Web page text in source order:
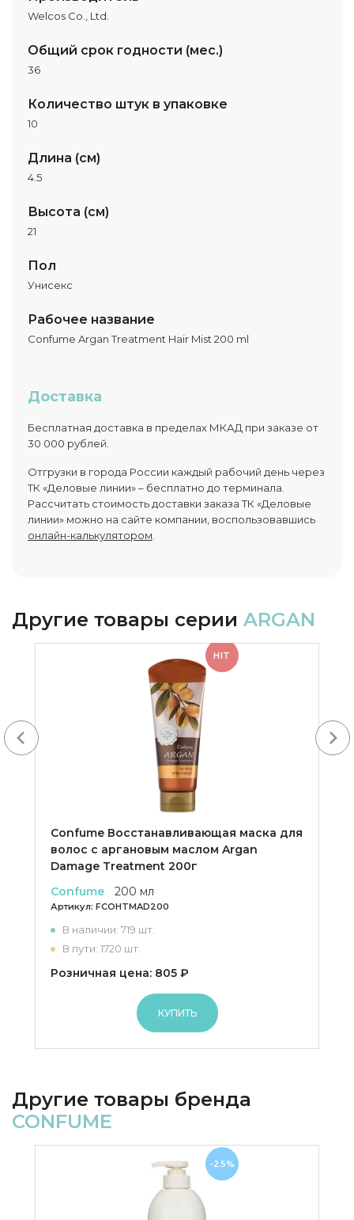
Welcos Co., Ltd.
Общий срок годности (мес.)
36
Количество штук в упаковке
10
Длина (см)
4.5
Высота (см)
21
Пол
Унисекс
Рабочее название
Confume Argan Treatment Hair Mist 200 ml
Доставка
Бесплатная доставка в пределах МКАД при заказе от
30 000 рублей.
Отгрузки в города России каждый рабочий день через
ТК «Деловые линии» – бесплатно до терминала.
Рассчитать стоимость доставки заказа ТК «Деловые
линии» можно на сайте компании, воспользовавшись
онлайн-калькулятором
Другие товары серии ARGAN
Confume Восстанавливающая маска для
волос с аргановым маслом Argan
Damage Treatment 200г
Confume
200 мл
Артикул: FCOHTMAD200
В наличии: 719 шт.
В пути: 1720 шт.
Розничная цена: 805 ₽
КУПИТЬ
HIT
Другие товары бренда
CONFUME
-25%